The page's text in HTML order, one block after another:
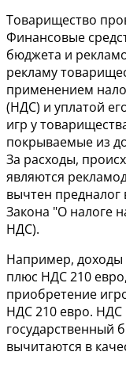
Товарищество
Финансовые
бюджета и
рекламу
применением
(НДС) и уплатой
игр у
покрываемые из
За расходы,
являются
вычтен предналог
Закона "О налоге
НДС).
Например, доходы
плюс НДС 210
приобретение
НДС 210 евро. НДС
государственный
вычитаются в